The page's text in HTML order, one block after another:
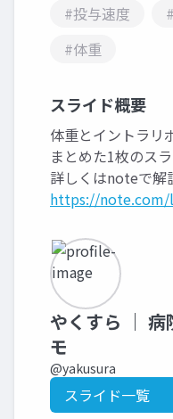
#投与速度
#体重
スライド概要
体重とイントラリ
まとめた1枚のスラ
詳しくはnoteで解
https://note.com/
やくすら ｜
モ
@yakusura
スライド一覧